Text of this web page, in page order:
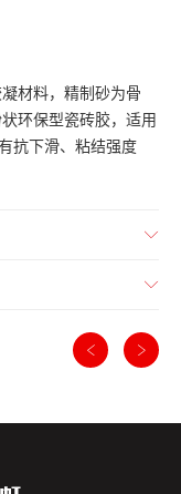
材料，精制砂为骨
环保型瓷砖胶，适用
抗下滑、粘结强度